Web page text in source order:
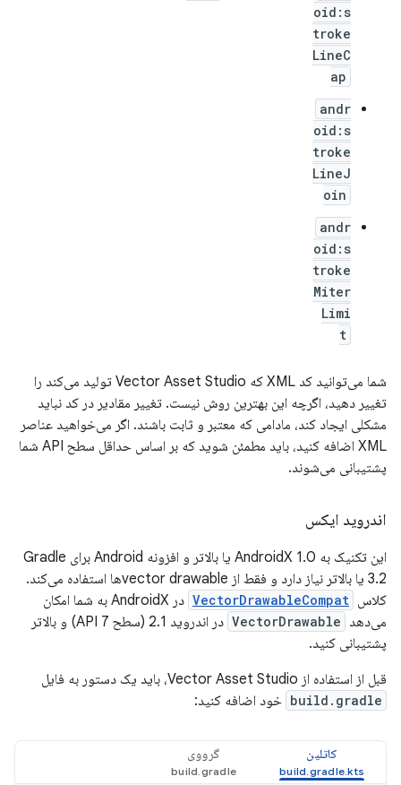
oid:s
troke
LineC
ap
andr
oid:s
troke
LineJ
oin
andr
oid:s
troke
Miter
Limi
t
شما می‌توانید کد XML که Vector Asset Studio تولید می‌کند را
تغییر دهید، اگرچه این بهترین روش نیست. تغییر مقادیر در کد نباید
مشکلی ایجاد کند، مادامی که معتبر و ثابت باشند. اگر می‌خواهید عناصر
XML اضافه کنید، باید مطمئن شوید که بر اساس حداقل سطح API شما
پشتیبانی می‌شوند.
اندروید ایکس
این تکنیک به AndroidX 1.0 یا بالاتر و افزونه Android برای Gradle
3.2 یا بالاتر نیاز دارد و فقط از vector drawableها استفاده می‌کند.
کلاس VectorDrawableCompat
در AndroidX به شما امکان
می‌دهد VectorDrawable
در اندروید 2.1 (سطح API 7) و بالاتر
پشتیبانی کنید.
قبل از استفاده از Vector Asset Studio، باید یک دستور به فایل
build.gradle خود اضافه کنید:
کاتلین گرووی